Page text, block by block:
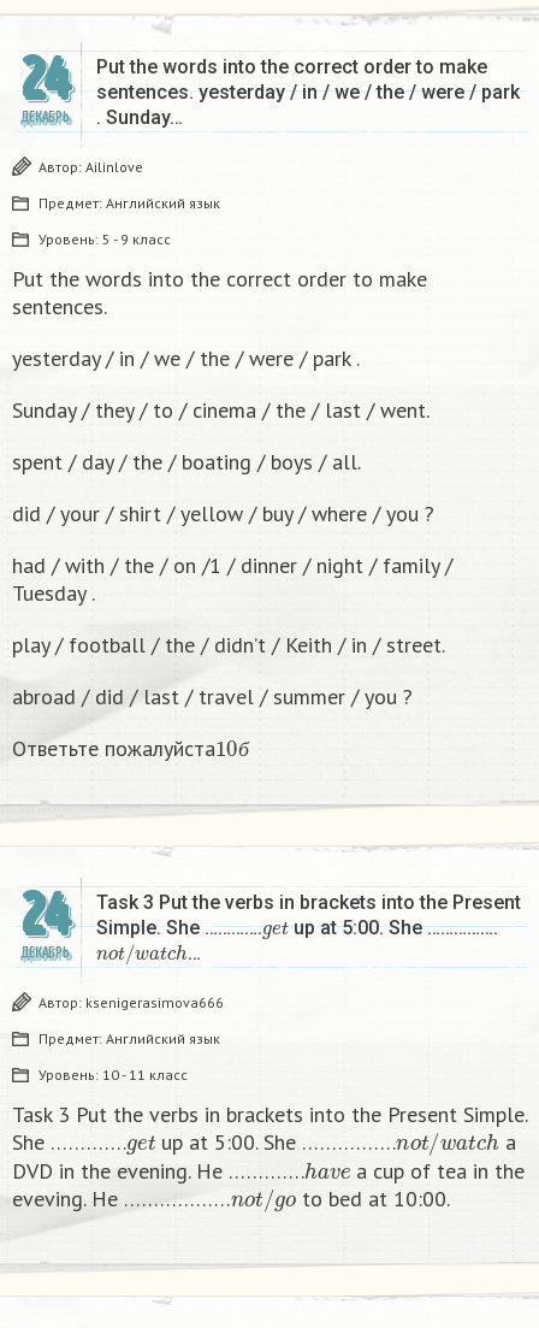
24
ДЕКАБРЬ
Put the words into the correct order to make
sentences. yesterday / in / we / the / were / park
. Sunday…
Автор: Ailinlove
Предмет: Английский язык
Уровень: 5 - 9 класс
Put the words into the correct order to make
sentences.
yesterday / in / we / the / were / park .
Sunday / they / to / cinema / the / last / went.
spent / day / the / boating / boys / all.
did / your / shirt / yellow / buy / where / you ?
had / with / the / on /1 / dinner / night / family /
Tuesday .
play / football / the / didn’t / Keith / in / street.
abroad / did / last / travel / summer / you ?
Ответьте пожалуйста
б
10 б
24
ДЕКАБРЬ
Task 3 Put the verbs in brackets into the Present
Simple. She ………….g etup at 5:00. She …………….
not/w atch…
Автор: ksenigerasimova666
Предмет: Английский язык
Уровень: 10 - 11 класс
Task 3 Put the verbs in brackets into the Present Simple.
She ………….ge tup at 5:00. She …………….not/watcha
DVD in the evening. He ………….have a cup of tea in the
eveving. He ………………not/go to bed at 10:00. ​